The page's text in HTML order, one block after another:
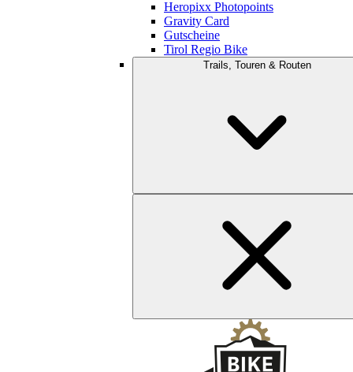
Heropixx Photopoints
Gravity Card
Gutscheine
Tirol Regio Bike
Trails, Touren & Routen